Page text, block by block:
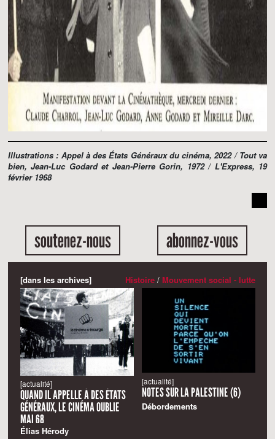
Illustrations : Appel à des États Généraux du cinéma, 2022 / Tout va
bien, Jean-Luc Godard et Jean-Pierre Gorin, 1972 / L'Express, 19
février 1968
soutenez-nous abonnez-vous
[dans les archives] Histoire/ Mouvement social - lutte
[actualité]
QUAND IL APPELLE À DES ÉTATS
GÉNÉRAUX, LE CINÉMA OUBLIE
MAI 68
Élias Hérody
[actualité]
NOTES SUR LA PALESTINE (6)
Débordements